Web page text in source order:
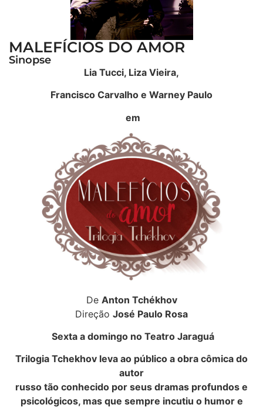
MALEFÍCIOS DO AMOR
Sinopse
Lia Tucci, Liza Vieira,
Francisco Carvalho e Warney Paulo
em
De Anton Tchékhov
Direção José Paulo Rosa
Sexta a domingono Teatro Jaraguá
Trilogia Tchekhov leva ao público a obra cômica do
autor
russo tão conhecido por seus dramas profundos e
psicológicos, mas que sempre incutiu o humor e